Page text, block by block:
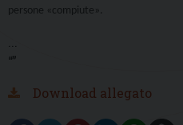
persone «compiute».
“”
Download allegato